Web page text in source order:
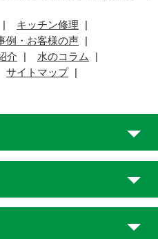
キッチン修理
例・お客様の声
介
水のコラム
サイトマップ